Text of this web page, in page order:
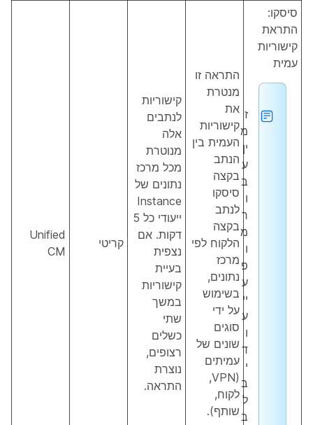
סיסקו:
התראת
קישוריות
עמית
ז
מ
ין
ע
ב
ו
ר
מ
ו
פ
ע
יי
ע
ו
ד
י
ב
ל
ב
התראה זו
מנטרת
את
קישוריות
העמית בין
הנתב
בקצה
סיסקו
לנתב
בקצה
הלקוח לפי
מרכז
נתונים,
בשימוש
על ידי
סוגים
שונים של
עמיתים
(VPN,
לקוח,
שותף).
קישוריות
לנתבים
אלה
מנוטרת
מכל מרכז
נתונים של
Instance
ייעודי כל 5
דקות. אם
נצפית
בעיית
קישוריות
במשך
שתי
כשלים
רצופים,
נוצרת
התראה.
קריטי
Unified
CM